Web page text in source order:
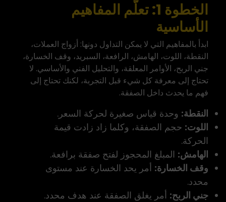
الخطوة 1: تعلّم المفاهيم
الأساسية
ابدأ بالمفاهيم التي لا يمكن التداول دونها: أزواج العملات،
النقطة، اللوت، الهامش، الرافعة، السبريد، وقف الخسارة،
جني الربح، الأوامر المعلقة، والتحليل الفني والأساسي. لا
تحتاج إلى معرفة كل شيء قبل التجربة، لكنك تحتاج إلى
فهم ما يحدث داخل الصفقة.
النقطة: وحدة قياس صغيرة لحركة السعر.
اللوت: حجم الصفقة، وكلما زاد زادت قيمة
الحركة.
الهامش: المبلغ المحجوز لفتح صفقة برافعة.
وقف الخسارة: أمر يحد الخسارة عند مستوى
محدد.
جني الربح: أمر يغلق الصفقة عند هدف محدد.